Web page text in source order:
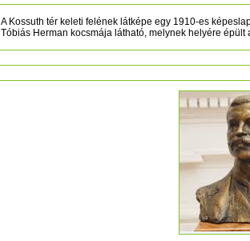
A Kossuth tér keleti felének látképe egy 1910-es
Tóbiás Herman kocsmája látható, melynek helyére épült